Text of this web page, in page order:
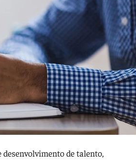
de talento,